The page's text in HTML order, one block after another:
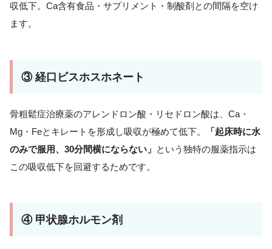
収低下。Ca含有食品・サプリメント・制酸剤との間隔を空け
ます。
③ 経口ビスホスホネート
骨粗鬆症治療薬のアレンドロン酸・リセドロン酸は、Ca・
Mg・Feとキレートを形成し吸収が極めて低下。
「起床時に水
のみで服用、30分間横にならない」 という独特の服薬指示は
この吸収低下を回避するためです。
④ 甲状腺ホルモン剤